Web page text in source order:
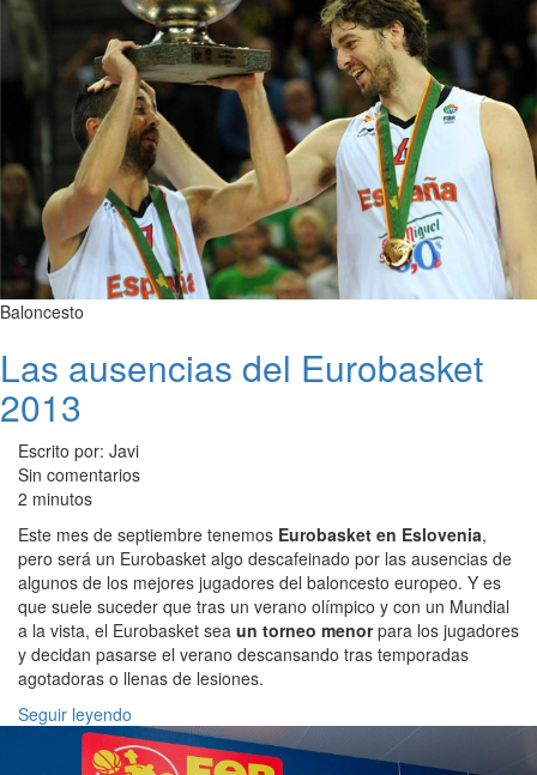
Baloncesto
Las ausencias del Eurobasket
2013
Escrito por: Javi
Sin comentarios
2 minutos
Este mes de septiembre tenemos Eurobasket en Eslovenia,
pero será un Eurobasket algo descafeinado por las ausencias de
algunos de los mejores jugadores del baloncesto europeo. Y es
que suele suceder que tras un verano olímpico y con un Mundial
a la vista, el Eurobasket sea un torneo menorpara los jugadores
y decidan pasarse el verano descansando tras temporadas
agotadoras o llenas de lesiones.
Seguir leyendo